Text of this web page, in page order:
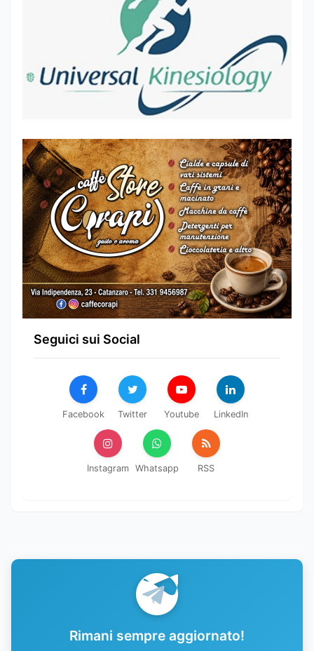
Seguici sui Social
Facebook Twitter Youtube LinkedIn
Instagram Whatsapp RSS
Rimani sempre aggiornato!